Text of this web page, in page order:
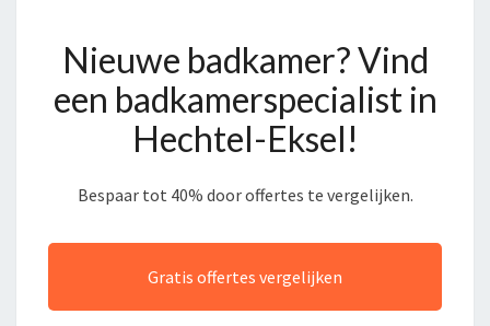
Nieuwe badkamer? Vind
een badkamerspecialist in
Hechtel-Eksel!
Bespaar tot 40% door offertes te vergelijken.
Gratis offertes vergelijken